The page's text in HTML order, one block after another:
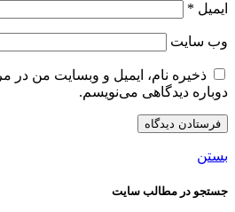
ایمیل *
وب‌ سایت
ذخیره نام، ایمیل و وبسایت من در
دوباره دیدگاهی می‌نویسم.
بستن
جستجو در مطالب سایت